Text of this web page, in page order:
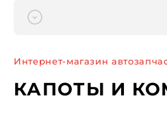
Интернет-магазин
КАПОТЫ И